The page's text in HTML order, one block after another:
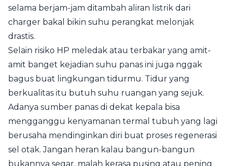
selama berjam-jam ditambah aliran listrik dari
charger bakal bikin suhu perangkat melonjak
drastis.
Selain risiko HP meledak atau terbakar yang amit-
amit banget kejadian suhu panas ini juga nggak
bagus buat lingkungan tidurmu. Tidur yang
berkualitas itu butuh suhu ruangan yang sejuk.
Adanya sumber panas di dekat kepala bisa
mengganggu kenyamanan termal tubuh yang lagi
berusaha mendinginkan diri buat proses regenerasi
sel otak. Jangan heran kalau bangun-bangun
bukannya segar, malah kerasa pusing atau pening